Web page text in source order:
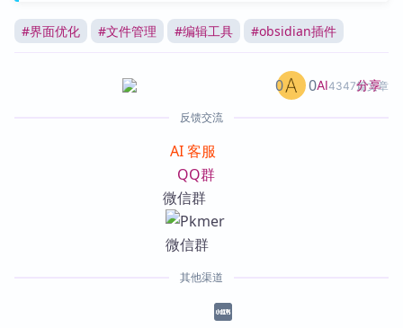
#界面优化 #文件管理 #编辑工具 #obsidian插件
AI4347篇文章
0 0 分享
反馈交流
AI 客服
QQ群
微信群
其他渠道